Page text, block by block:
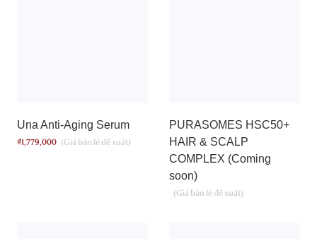
Una Anti-Aging Serum
₫1,779,000
PURASOMES HSC50+
HAIR & SCALP
COMPLEX (Coming
soon)